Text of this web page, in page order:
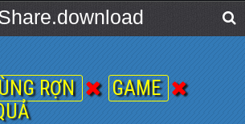
RỢN
GAME